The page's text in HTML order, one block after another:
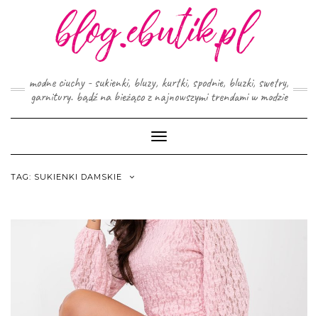
modne ciuchy - sukienki, bluzy, kurtki, spodnie, bluzki, swetry,
garnitury. bądź na bieżąco z najnowszymi trendami w modzie
Toggle
Navigation
TAG: SUKIENKI DAMSKIE